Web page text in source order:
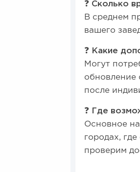
❓ Сколько
В среднем
вашего
❓
Какие
Могут
обновление
после
❓
Где
Основное
городах,
проверим